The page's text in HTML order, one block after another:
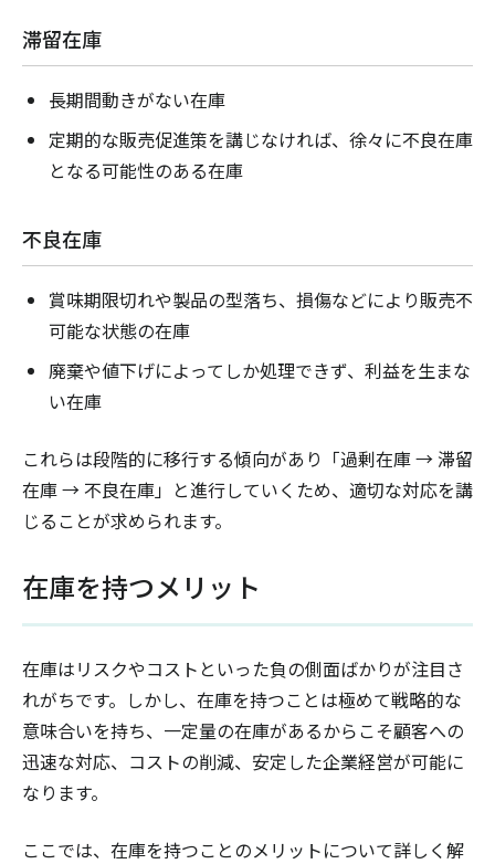
滞留在庫
長期間動きがない在庫
定期的な販売促進策を講じなければ、徐々に不良在庫
となる可能性のある在庫
不良在庫
賞味期限切れや製品の型落ち、損傷などにより販売不
可能な状態の在庫
廃棄や値下げによってしか処理できず、利益を生まな
い在庫
これらは段階的に移行する傾向があり「過剰在庫 → 滞留
在庫 → 不良在庫」と進行していくため、適切な対応を講
じることが求められます。
在庫を持つメリット
在庫はリスクやコストといった負の側面ばかりが注目さ
れがちです。しかし、在庫を持つことは極めて戦略的な
意味合いを持ち、一定量の在庫があるからこそ顧客への
迅速な対応、コストの削減、安定した企業経営が可能に
なります。
ここでは、在庫を持つことのメリットについて詳しく解